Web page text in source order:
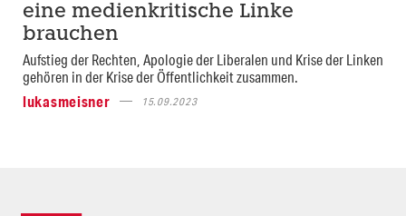
eine medienkritische Linke
brauchen
Aufstieg der Rechten, Apologie der Liberalen und Krise der Linken
gehören in der Krise der Öffentlichkeit zusammen.
lukasmeisner
15.09.2023